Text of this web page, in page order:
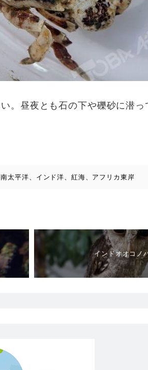
。昼夜とも石の下や礫砂に潜っ
太平洋、インド洋、紅海、アフリカ東岸
インドオオコノ